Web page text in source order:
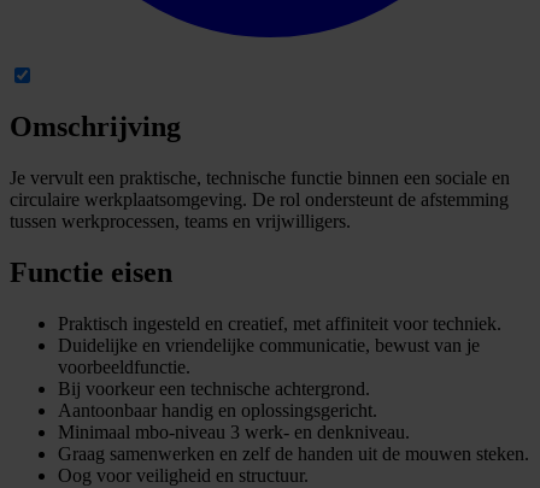
Omschrijving
Je vervult een praktische, technische functie binnen een sociale en
circulaire werkplaatsomgeving. De rol ondersteunt de afstemming
tussen werkprocessen, teams en vrijwilligers.
Functie eisen
Praktisch ingesteld en creatief, met affiniteit voor techniek.
Duidelijke en vriendelijke communicatie, bewust van je
voorbeeldfunctie.
Bij voorkeur een technische achtergrond.
Aantoonbaar handig en oplossingsgericht.
Minimaal mbo-niveau 3 werk- en denkniveau.
Graag samenwerken en zelf de handen uit de mouwen steken.
Oog voor veiligheid en structuur.